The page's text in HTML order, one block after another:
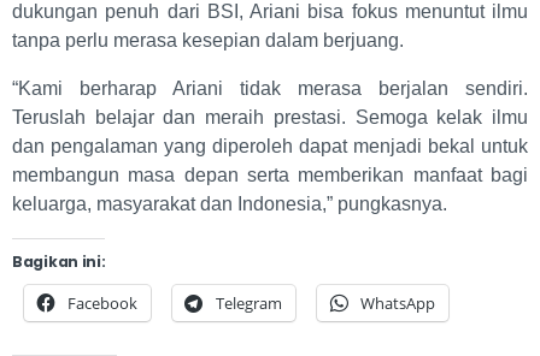
dukungan penuh dari BSI, Ariani bisa fokus menuntut ilmu
tanpa perlu merasa kesepian dalam berjuang.
“Kami berharap Ariani tidak merasa berjalan sendiri.
Teruslah belajar dan meraih prestasi. Semoga kelak ilmu
dan pengalaman yang diperoleh dapat menjadi bekal untuk
membangun masa depan serta memberikan manfaat bagi
keluarga, masyarakat dan Indonesia,” pungkasnya.
Bagikan ini:
Facebook Telegram WhatsApp